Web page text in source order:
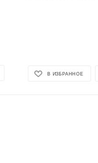
В ИЗБРАННОЕ